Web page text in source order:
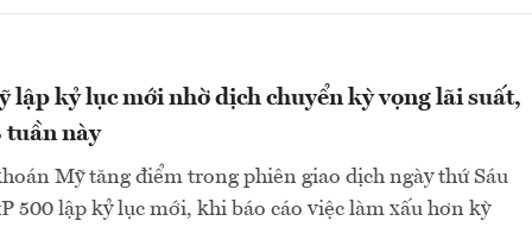
lập kỷ lục mới nhờ dịch chuyển kỳ vọng lãi suất,
tuần này
Mỹ tăng điểm trong phiên giao dịch ngày thứ Sáu
500 lập kỷ lục mới, khi báo cáo việc làm xấu hơn kỳ